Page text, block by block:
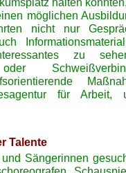
möglichen
nicht nur
zu
oder
für Arbeit,
Talente
Sängerinnen